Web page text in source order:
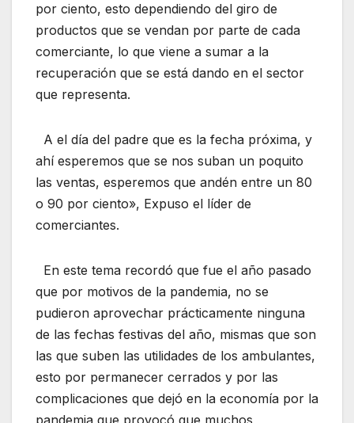
por ciento, esto dependiendo del giro de
productos que se vendan por parte de cada
comerciante, lo que viene a sumar a la
recuperación que se está dando en el sector
que representa.
A el día del padre que es la fecha próxima, y
ahí esperemos que se nos suban un poquito
las ventas, esperemos que andén entre un 80
o 90 por ciento», Expuso el líder de
comerciantes.
En este tema recordó que fue el año pasado
que por motivos de la pandemia, no se
pudieron aprovechar prácticamente ninguna
de las fechas festivas del año, mismas que son
las que suben las utilidades de los ambulantes,
esto por permanecer cerrados y por las
complicaciones que dejó en la economía por la